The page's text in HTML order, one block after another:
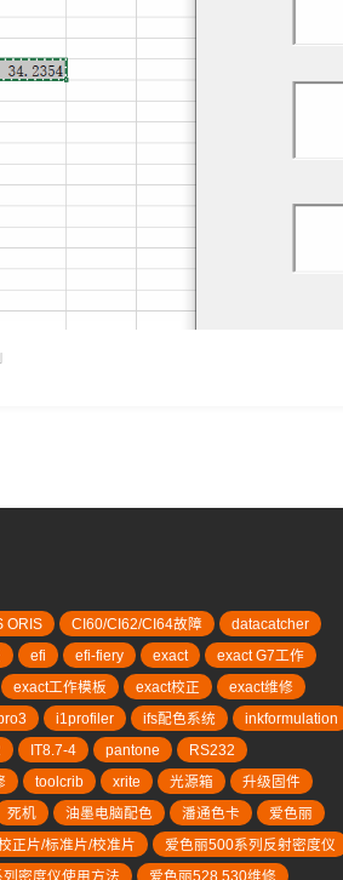
ORIS CI60/CI62/CI64故障
datacatcher
efi efi-fiery exact
exact G7工作
exact工作模板 exact校正
exact维修
i1profiler ifs配色系统
inkformulation
IT8.7-4 pantone
RS232
toolcrib xrite 光源箱
升级固件
死机 油墨电脑配色 潘通色卡
爱色丽
正片/标准片/校准片
爱色丽500系列反射密度仪
密度仪使用方法
爱色丽528 530维修